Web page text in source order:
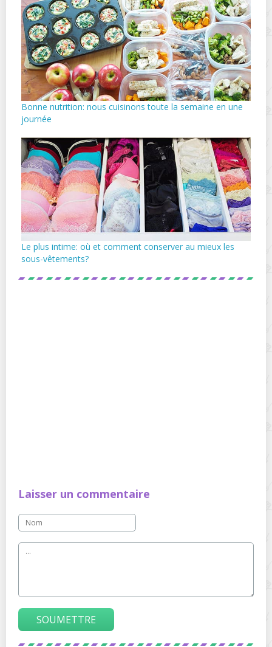
Bonne nutrition: nous cuisinons toute la semaine en une
journée
Le plus intime: où et comment conserver au mieux les
sous-vêtements?
Laisser un commentaire
SOUMETTRE